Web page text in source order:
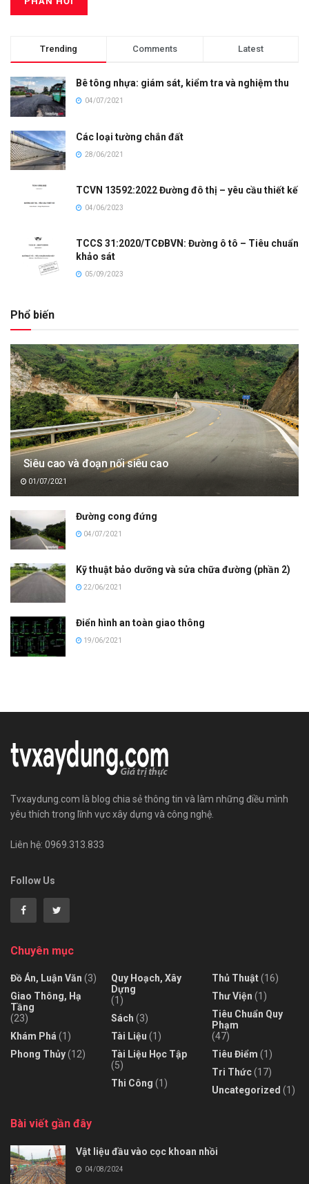
Trending Comments Latest
Bê tông nhựa: giám sát, kiểm tra và nghiệm thu
04/07/2021
Các loại tường chắn đất
28/06/2021
TCVN 13592:2022 Đường đô thị – yêu cầu thiết kế
04/06/2023
TCCS 31:2020/TCĐBVN: Đường ô tô – Tiêu chuẩn
khảo sát
05/09/2023
Phổ biến
Siêu cao và đoạn nối siêu cao
01/07/2021
Đường cong đứng
04/07/2021
Kỹ thuật bảo dưỡng và sửa chữa đường (phần 2)
22/06/2021
Điển hình an toàn giao thông
19/06/2021
Tvxaydung.com là blog chia sẻ thông tin và làm những điều mình
yêu thích trong lĩnh vực xây dựng và công nghệ.
Liên hệ: 0969.313.833
Follow Us
Chuyên mục
Đồ Án, Luận Văn (3)
Giao Thông, Hạ
Tầng
(23)
Khám Phá (1)
Phong Thủy(12)
Quy Hoạch, Xây
Dựng
(1)
Sách (3)
Tài Liệu (1)
Tài Liệu Học Tập
(5)
Thi Công (1)
Thủ Thuật(16)
Thư Viện (1)
Tiêu Chuẩn Quy
Phạm
(47)
Tiêu Điểm (1)
Tri Thức(17)
Uncategorized (1)
Bài viết gần đây
Vật liệu đầu vào cọc khoan nhồi
04/08/2024